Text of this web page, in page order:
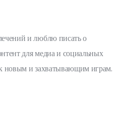
и люблю писать о
для медиа и социальных
новым и захватывающим играм.